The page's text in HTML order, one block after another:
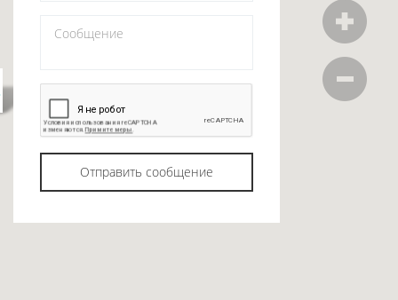
Отправить сообщение